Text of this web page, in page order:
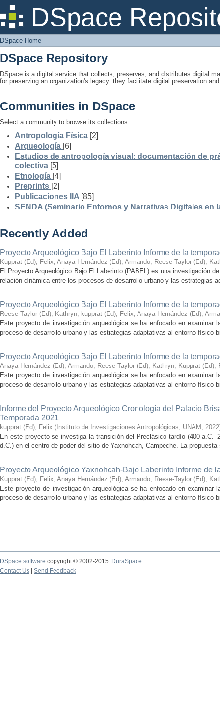
DSpace
DSpace Home
DSpace Home
DSpace Repository
DSpace is a digital service that collects, preserves, and distributes digital
for preserving an organization's legacy; they facilitate digital preservation
Communities in DSpace
Select a community to browse its collections.
Antropología Física [2]
Arqueología [6]
Estudios de antropología visual: documentación de
colectiva [5]
Etnología [4]
Preprints [2]
Publicaciones IIA [85]
SENDA (Seminario Entornos y Narrativas Digitales en
Recently Added
Proyecto Arqueológico Bajo El Laberinto Informe de la
Kupprat (Ed), Felix; Anaya Hernández (Ed), Armando; Reese-Taylor (Ed),
El Proyecto Arqueológico Bajo El Laberinto (PABEL) es una investigación
relación dinámica entre los procesos de desarrollo urbano y las estrategias
Proyecto Arqueológico Bajo El Laberinto Informe de la
Reese-Taylor (Ed), Kathryn; kupprat (Ed), Felix; Anaya Hernández (Ed),
Este proyecto de investigación arqueológica se ha enfocado en examinar
proceso de desarrollo urbano y las estrategias adaptativas al entorno físico-
Proyecto Arqueológico Bajo El Laberinto Informe de la
Anaya Hernández (Ed), Armando; Reese-Taylor (Ed), Kathryn; Kupprat (Ed),
Este proyecto de investigación arqueológica se ha enfocado en examinar
proceso de desarrollo urbano y las estrategias adaptativas al entorno físico-
Informe del Proyecto Arqueológico Cronología del Palacio
Temporada 2021
kupprat (Ed), Felix ( Instituto de Investigaciones Antropológicas, UNAM , 2022
En este proyecto se investiga la transición del Preclásico tardío (400
d.C.) en el centro de poder del sitio de Yaxnohcah, Campeche. La
Proyecto Arqueológico Yaxnohcah-Bajo Laberinto Informe de
Kupprat (Ed), Felix; Anaya Hernández (Ed), Armando; Reese-Taylor (Ed),
Este proyecto de investigación arqueológica se ha enfocado en examinar
proceso de desarrollo urbano y las estrategias adaptativas al entorno físico-
DSpace software copyright © 2002-2015
DuraSpace
Contact Us
Send Feedback